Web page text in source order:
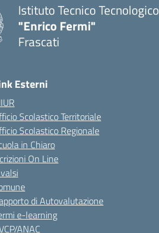
Istituto Tecnico Tecnologico
"Enrico Fermi"
Frascati
Esterni
Scolastico Territoriale
Scolastico Regionale
in Chiaro
On Line
di Autovalutazione
e-learning
ANAC